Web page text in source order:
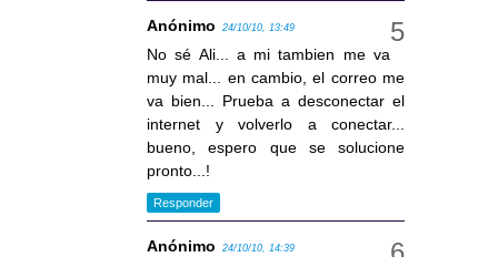
Anónimo 24/10/10, 13:49
No sé Ali... a mi tambien me va
muy mal... en cambio, el correo me
va bien... Prueba a desconectar el
internet y volverlo a conectar...
bueno, espero que se solucione
pronto...!
Responder
Anónimo 24/10/10, 14:39